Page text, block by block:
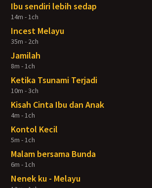
Ibu sendiri lebih sedap
14m - 1ch
Incest Melayu
35m - 2ch
Jamilah
8m - 1ch
Ketika Tsunami Terjadi
10m - 3ch
Kisah Cinta Ibu dan Anak
4m - 1ch
Kontol Kecil
5m - 1ch
Malam bersama Bunda
6m - 1ch
Nenek ku - Melayu